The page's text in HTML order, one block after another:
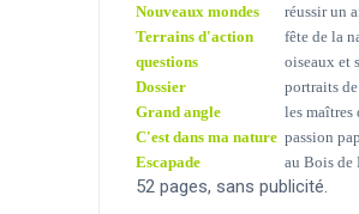
Nouveaux mondes
réussir un
Terrains d'action
fête de la
questions
oiseaux et
Dossier
portraits
Grand angle
les maîtres
C'est dans ma nature passion
Escapade
au Bois de
52 pages, sans publicité.